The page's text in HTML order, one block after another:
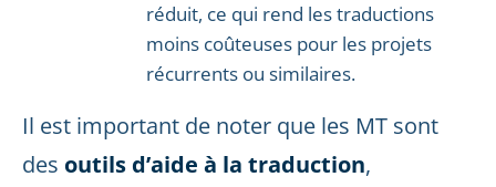
réduit, ce qui rend les traductions
moins coûteuses pour les projets
récurrents ou similaires.
Il est important de noter que les MT sont
des outils d’aide à la traduction,